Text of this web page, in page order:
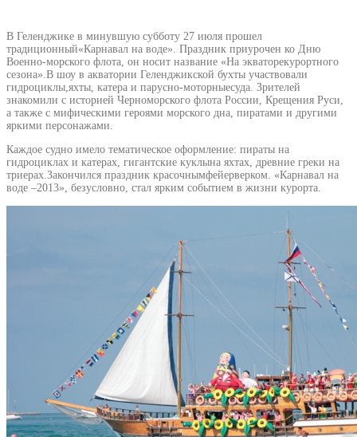
В Геленджике в минувшую субботу 27 июля прошел
традиционный«Карнавал на воде». Праздник приурочен ко Дню
Военно-морского флота, он носит название «На экваторекурортного
сезона».В шоу в акватории Геленджикской бухты участвовали
гидроциклы,яхты, катера и парусно-моторныесуда. Зрителей
знакомили с историей Черноморского флота России, Крещения Руси,
а также с мифическими героями морского дна, пиратами и другими
яркими персонажами.
Каждое судно имело тематическое оформление: пираты на
гидроциклах и катерах, гигантские куклына яхтах, древние греки на
триерах.Закончился праздник красочнымфейерверком. «Карнавал на
воде –2013», безусловно, стал ярким событием в жизни курорта.